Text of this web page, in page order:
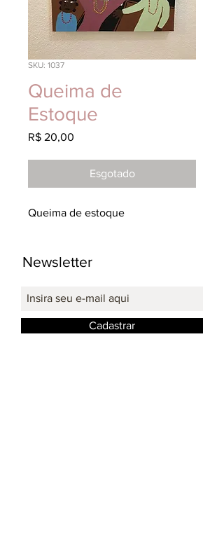
SKU: 1037
Queima de
Estoque
R$ 20,00
Esgotado
Queima de estoque
Newsletter
Cadastrar